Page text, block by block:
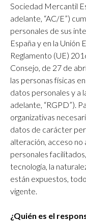
Sociedad Mercantil
adelante, “AC/E”)
personales de sus
España y en la Unión
Reglamento (UE)
Consejo, de 27 de
las personas físicas
datos personales y a
adelante, “RGPD”).
organizativas
datos de carácter
alteración, acceso
personales
tecnología, la
están expuestos,
vigente.
¿Quién es el